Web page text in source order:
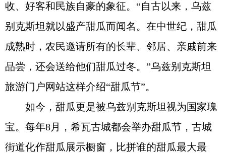
收、好客和民族自豪的象征。“自古以来，乌兹
别克斯坦就以盛产甜瓜而闻名。在中世纪，甜瓜
成熟时，农民邀请所有的长辈、邻居、亲戚前来
品尝，还会送给他们甜瓜过冬。”乌兹别克斯坦
旅游门户网站这样介绍“甜瓜节”。
如今，甜瓜更是被乌兹别克斯坦视为国家瑰
宝。每年8月，希瓦古城都会举办甜瓜节，古城
街道化作甜瓜展示橱窗，比拼谁的甜瓜最大最